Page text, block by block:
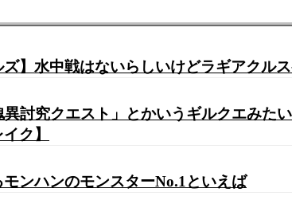
ズ】水中戦はないらしいけどラギアクル
異討究クエスト」とかいうギルクエみ
ク】
ンハンのモンスターNo.1といえば